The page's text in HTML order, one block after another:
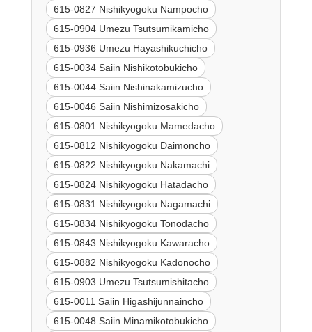
615-0827 Nishikyogoku Nampocho
615-0904 Umezu Tsutsumikamicho
615-0936 Umezu Hayashikuchicho
615-0034 Saiin Nishikotobukicho
615-0044 Saiin Nishinakamizucho
615-0046 Saiin Nishimizosakicho
615-0801 Nishikyogoku Mamedacho
615-0812 Nishikyogoku Daimoncho
615-0822 Nishikyogoku Nakamachi
615-0824 Nishikyogoku Hatadacho
615-0831 Nishikyogoku Nagamachi
615-0834 Nishikyogoku Tonodacho
615-0843 Nishikyogoku Kawaracho
615-0882 Nishikyogoku Kadonocho
615-0903 Umezu Tsutsumishitacho
615-0011 Saiin Higashijunnaincho
615-0048 Saiin Minamikotobukicho